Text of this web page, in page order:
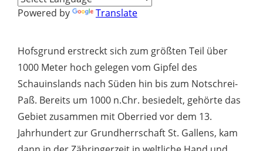
Powered by Translate
Hofsgrund erstreckt sich zum größten Teil über
1000 Meter hoch gelegen vom Gipfel des
Schauinslands nach Süden hin bis zum Notschrei-
Paß. Bereits um 1000 n.Chr. besiedelt, gehörte das
Gebiet zusammen mit Oberried vor dem 13.
Jahrhundert zur Grundherrschaft St. Gallens, kam